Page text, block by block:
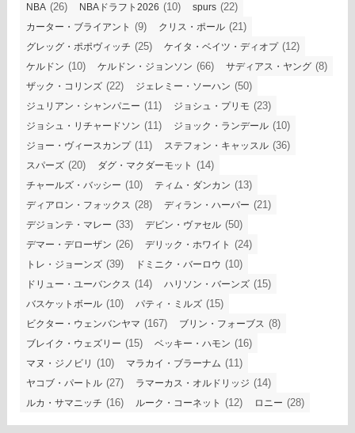
NBA (26) NBAドラフト2026 (10) spurs (22)
カーター・ブライアント (9) クリス・ポール (21)
グレッグ・ポポヴィッチ (25) ケイタ・ベイツ・ディオプ(12)
ケルドン (10) ケルドン・ジョンソン (66) サディアス・ヤング (8)
ザック・コリンズ (22) ジェレミー・ソーハン (50)
ジュリアン・シャンパニー (11) ジョシュ・プリモ (23)
ジョシュ・リチャードソン (11) ジョック・ランデール (10)
ジョー・ヴィースカンプ(11) ステフォン・キャッスル (36)
スパーズ (20) ダグ・マクダーモット (14)
チャールズ・バッシー (10) ティム・ダンカン (13)
ディアロン・フォックス (28) ディラン・ハーパー (21)
デジョンテ・マレー (33) デビン・ヴァセル (50)
デマー・デローザン (26) デリック・ホワイト (24)
トレ・ジョーンズ (39) ドミニク・バーロウ (10)
ドリュー・ユーバンクス (14) ハリソン・バーンズ (15)
バスケットボール (10) パティ・ミルズ (15)
ビクター・ウェンバンヤマ (167) ブリン・フォーブス (8)
ブレイク・ウェズリー (15) ベッキー・ハモン (16)
マヌ・ジノビリ (10) マラカイ・ブラーナム (11)
ヤコブ・パートル (27) ラマーカス・オルドリッジ (14)
ルカ・サマニッチ (16) ルーク・コーネット (12) ロニー (28)